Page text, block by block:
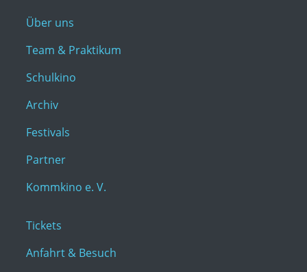
Über uns
Team & Praktikum
Schulkino
Archiv
Festivals
Partner
Kommkino e. V.
Tickets
Anfahrt & Besuch